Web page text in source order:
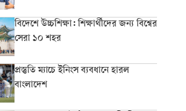
বিদেশে উচ্চশিক্ষা: শিক্ষার্থীদের জন্য বিশ্বের
সেরা ১০ শহর
প্রস্তুতি ম্যাচে ইনিংস ব্যবধানে হারল
বাংলাদেশ